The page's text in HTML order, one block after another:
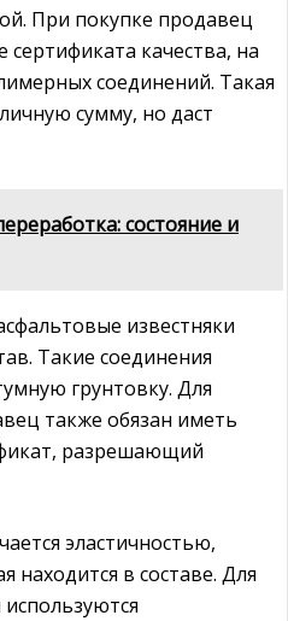
При покупке продавец
качества, на
соединений. Такая
сумму, но даст
состояние и
известняки
Такие соединения
грунтовку. Для
также обязан иметь
разрешающий
эластичностью,
находится в составе. Для